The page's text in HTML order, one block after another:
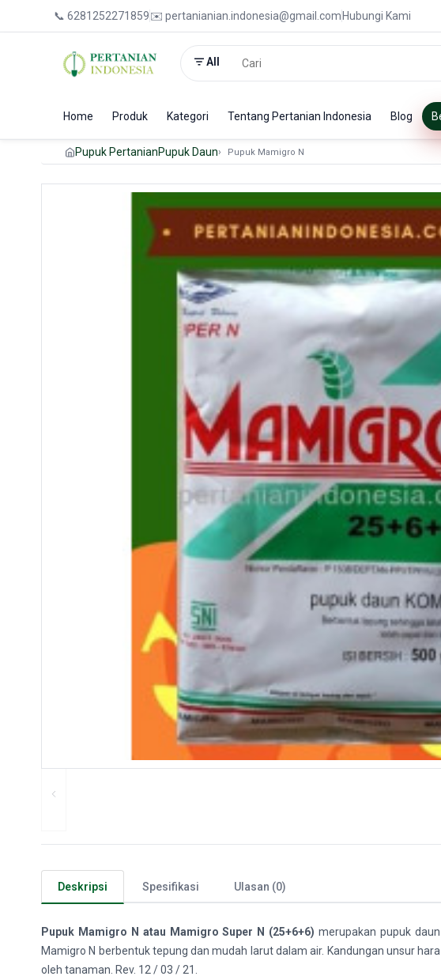
📞 6281252271859✉️ pertanianian.indonesia@gmail.com Hubungi Kami
All
Home Produk Kategori Tentang Pertanian Indonesia Blog
Pupuk PertanianPupuk Daun Pupuk Mamigro N
Deskripsi Spesifikasi Ulasan (0)
Pupuk Mamigro N atau Mamigro Super N (25+6+6) merupakan pupuk
Mamigro N berbentuk tepung dan mudah larut dalam air. Kandungan unsur
oleh tanaman. Rev. 12 / 03 / 21.